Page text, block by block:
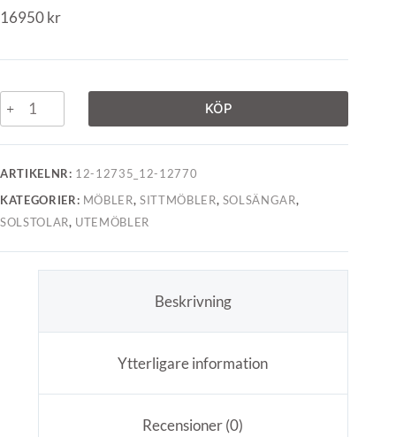
16950kr
KÖP
ARTIKELNR: 12-12735_12-12770
KATEGORIER: MÖBLER,SITTMÖBLER, SOLSÄNGAR,
SOLSTOLAR, UTEMÖBLER
Beskrivning
Ytterligare information
Recensioner (0)